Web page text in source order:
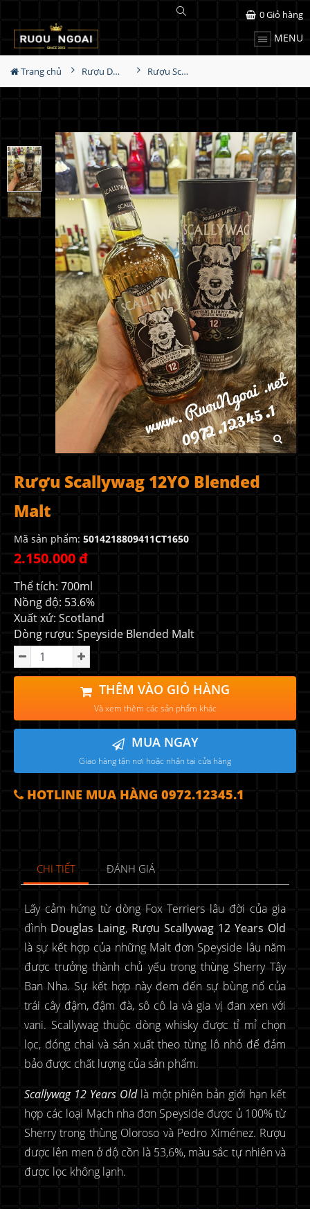
MENU
0Giỏ hàng
Trang chủ Rượu Douglas Laing Rượu Scallywag 12YO Blended Malt
Rượu Scallywag 12YO Blended
Malt
Mã sản phẩm: 5014218809411CT1650
2.150.000 đ
Thể tích: 700ml
Nồng độ: 53.6%
Xuất xứ: Scotland
Dòng rượu: Speyside Blended Malt
THÊM VÀO GIỎ HÀNG
Và xem thêm các sản phẩm khác
MUA NGAY
Giao hàng tận nơi hoặc nhận tại cửa hàng
HOTLINE MUA HÀNG 0972.12345.1
CHI TIẾT ĐÁNH GIÁ
Lấy cảm hứng từ dòng Fox Terriers lâu đời của gia
đình Douglas Laing, Rượu Scallywag 12 Years Old
là sự kết hợp của những Malt đơn Speyside lâu năm
được trưởng thành chủ yếu trong thùng Sherry Tây
Ban Nha. Sự kết hợp này đem đến sự bùng nổ của
trái cây đậm, đậm đà, sô cô la và gia vị đan xen với
vani. Scallywag thuộc dòng whisky được tỉ mỉ chọn
lọc, đóng chai và sản xuất theo từng lô nhỏ để đảm
bảo được chất lượng của sản phẩm.
Scallywag 12 Years Oldlà một phiên bản giới hạn kết
hợp các loại Mạch nha đơn Speyside được ủ 100% từ
Sherry trong thùng Oloroso và Pedro Ximénez. Rượu
được lên men ở độ cồn là 53,6%, màu sắc tự nhiên và
được lọc không lạnh.